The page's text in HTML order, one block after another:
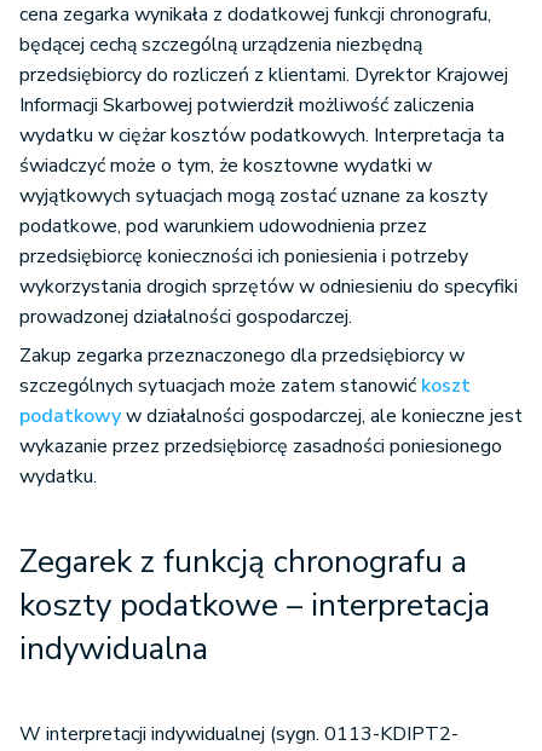
cena zegarka wynikała z dodatkowej funkcji chronografu,
będącej cechą szczególną urządzenia niezbędną
przedsiębiorcy do rozliczeń z klientami. Dyrektor Krajowej
Informacji Skarbowej potwierdził możliwość zaliczenia
wydatku w ciężar kosztów podatkowych. Interpretacja ta
świadczyć może o tym, że kosztowne wydatki w
wyjątkowych sytuacjach mogą zostać uznane za koszty
podatkowe, pod warunkiem udowodnienia przez
przedsiębiorcę konieczności ich poniesienia i potrzeby
wykorzystania drogich sprzętów w odniesieniu do specyfiki
prowadzonej działalności gospodarczej.
Zakup zegarka przeznaczonego dla przedsiębiorcy w
szczególnych sytuacjach może zatem stanowić koszt
podatkowyw działalności gospodarczej, ale konieczne jest
wykazanie przez przedsiębiorcę zasadności poniesionego
wydatku.
Zegarek z funkcją chronografu a
koszty podatkowe – interpretacja
indywidualna
W interpretacji indywidualnej (sygn. 0113-KDIPT2-